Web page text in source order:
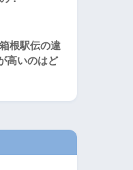
根駅伝の違
高いのはど